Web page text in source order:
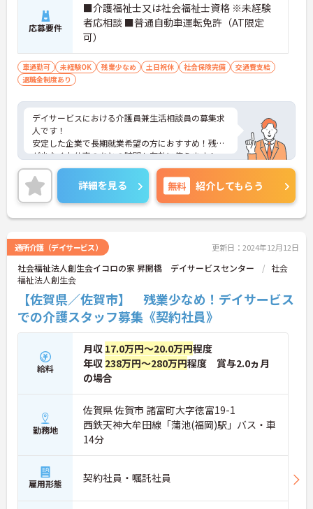
応募要件
■介護福祉士又は社会福祉士資格 ※未経験
者応相談 ■普通自動車運転免許（AT限定
可）
車通勤可 未経験OK 残業少なめ 土日祝休 社会保険完備
交通費支給
退職金制度あり
デイサービスにおける介護員兼生活相談員の募集求
人です！
安定した企業で長期就業希望の方におすすめ！残業
が少なくお仕事のあとの時間も有効に使えます！
ご興味ある方には、面接のポイントなど、さらに詳
細をお話致しますのでお気軽にご相談ください。
詳細を見る 無料 紹介してもらう
通所介護（デイサービス） 更新日：2024年12月12日
社会福祉法人創生会イコロの家 昇開橋 デイサービスセンター
社会
福祉法人創生会
【佐賀県／佐賀市】 残業少なめ！デイサービス
での介護スタッフ募集《契約社員》
給料
月収 17.0万円～20.0万円程度
年収 238万円～280万円程度 賞与2.0ヵ月
の場合
勤務地
佐賀県 佐賀市 諸富町大字徳富19-1
西鉄天神大牟田線「蒲池(福岡)駅」バス・車
14分
雇用形態 契約社員・嘱託社員